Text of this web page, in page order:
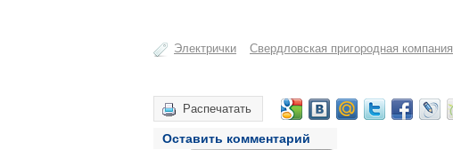
Электрички Свердловская пригородная компания
Распечатать
Оставить комментарий